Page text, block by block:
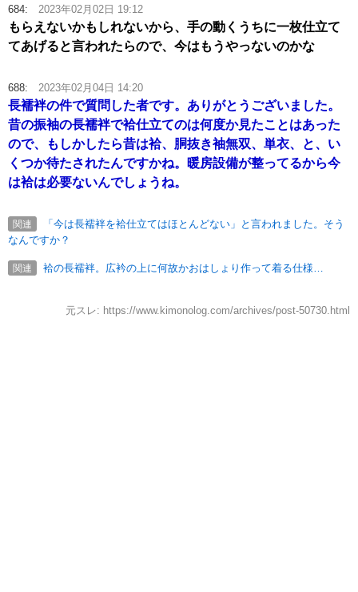
684: 2023年02月02日 19:12
もらえないかもしれないから、手の動くうちに一枚仕立て
てあげると言われたらので、今はもうやっないのかな
688: 2023年02月04日 14:20
長襦袢の件で質問した者です。ありがとうございました。
昔の振袖の長襦袢で袷仕立てのは何度か見たことはあった
ので、もしかしたら昔は袷、胴抜き袖無双、単衣、と、い
くつか待たされたんですかね。暖房設備が整ってるから今
は袷は必要ないんでしょうね。
関連
「今は長襦袢を袷仕立てはほとんどない」と言われました。そう
なんですか？
関連 袷の長襦袢。広衿の上に何故かおはしょり作って着る仕様…
元スレ: https://www.kimonolog.com/archives/post-50730.html